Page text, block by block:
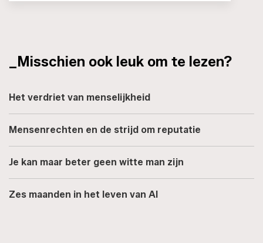
_Misschien ook leuk om te lezen?
Het verdriet van menselijkheid
Mensenrechten en de strijd om reputatie
Je kan maar beter geen witte man zijn
Zes maanden in het leven van AI